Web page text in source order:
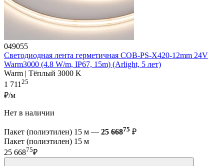
049055
Светодиодная лента герметичная COB-PS-X420-12mm 24V
Warm3000 (4.8 W/m, IP67, 15m) (Arlight, 5 лет)
Warm | Тёплый 3000 K
1 71125
₽/м
Нет в наличии
Пакет (полиэтилен) 15 м — 25 66875 ₽
Пакет (полиэтилен) 15 м
25 66875₽